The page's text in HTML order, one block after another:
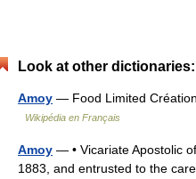
Look at other dictionaries:
Amoy — Food Limited
Wikipédia en Français
Amoy — • Vicariate Apostolic
1883, and entrusted to the